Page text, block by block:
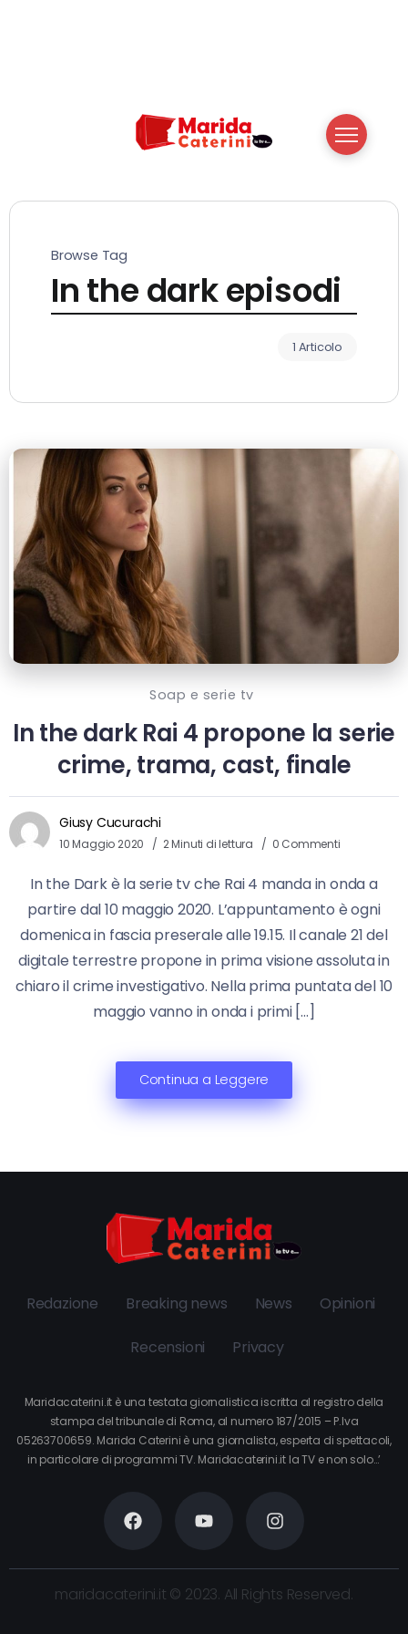
Browse Tag
In the dark episodi
1 Articolo
Soap e serie tv
In the dark Rai 4 propone la serie
crime, trama, cast, finale
Giusy Cucurachi
10 Maggio 2020 2 Minuti di lettura 0 Commenti
In the Dark è la serie tv che Rai 4 manda in onda a
partire dal 10 maggio 2020. L’appuntamento è ogni
domenica in fascia preserale alle 19.15. Il canale 21 del
digitale terrestre propone in prima visione assoluta in
chiaro il crime investigativo. Nella prima puntata del 10
maggio vanno in onda i primi […]
Continua a Leggere
Redazione Breaking news News Opinioni
Recensioni Privacy
Maridacaterini.it è una testata giornalistica iscritta al registro della
stampa del tribunale di Roma, al numero 187/2015 – P.Iva
05263700659. Marida Caterini è una giornalista, esperta di spettacoli,
in particolare di programmi TV. Maridacaterini.it la TV e non solo…’
maridacaterini.it © 2023. All Rights Reserved.